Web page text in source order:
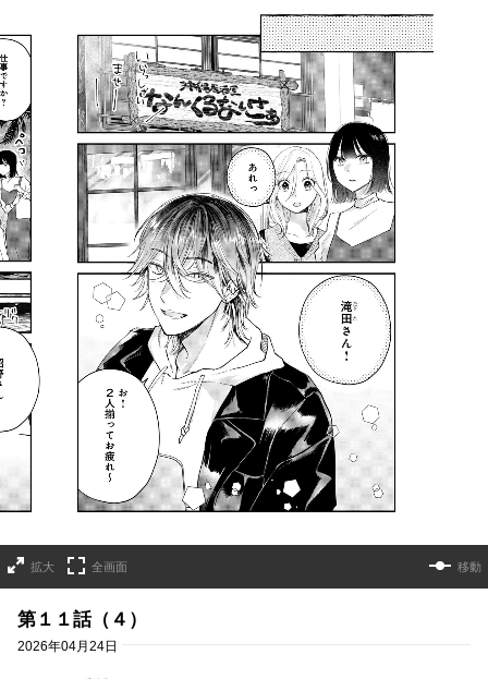
拡大 全画面 移動
第１１話（４）
2026年04月24日